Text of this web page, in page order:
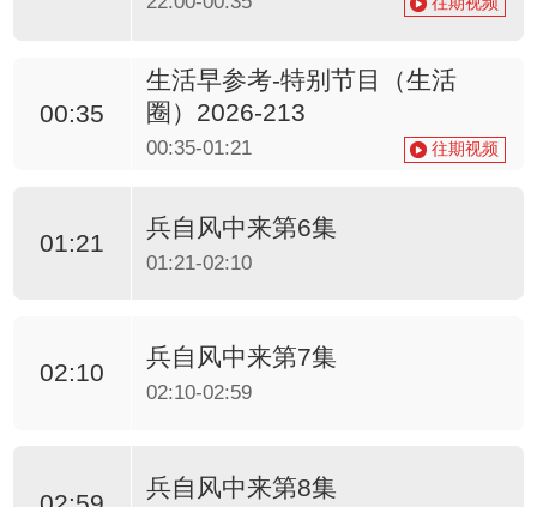
00:35
生活早参考-特别节目（生活
圈）2026-213
00:35-01:21 往期视频
01:21
兵自风中来第6集
01:21-02:10
02:10
兵自风中来第7集
02:10-02:59
兵自风中来第8集